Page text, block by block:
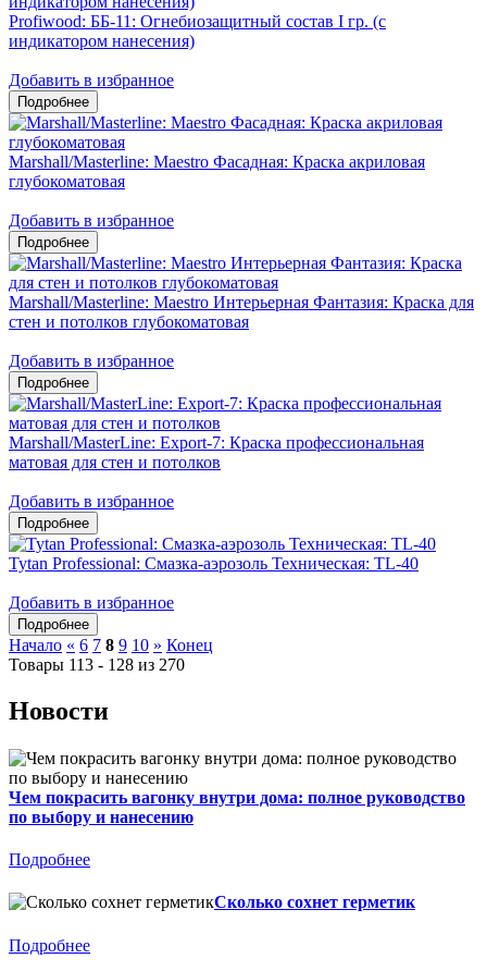
Profiwood: ББ-11: Огнебиозащитный состав I гр. (с
индикатором нанесения)
Добавить в избранное
Marshall/Masterline: Maestro Фасадная: Краска акриловая
глубокоматовая
Добавить в избранное
Marshall/Masterline: Maestro Интерьерная Фантазия: Краска для
стен и потолков глубокоматовая
Добавить в избранное
Marshall/MasterLine: Export-7: Краска профессиональная
матовая для стен и потолков
Добавить в избранное
Tytan Professional: Смазка-аэрозоль Техническая: TL-40
Добавить в избранное
Начало « 6 7 8 9 10 » Конец
Товары 113 - 128 из 270
Новости
Чем покрасить вагонку внутри дома: полное руководство
по выбору и нанесению
Подробнее
Сколько сохнет герметик
Подробнее